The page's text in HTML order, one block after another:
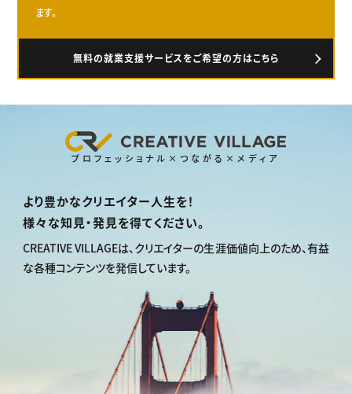
ます。
無料の就業支援サービスをご希望の方はこちら
プロフェッショナル×つながる×メディア
より豊かなクリエイター人生を！
様々な知見・発見を得てください。
CREATIVE VILLAGEは、クリエイターの生涯価値向上のため、有益
な各種コンテンツを発信しています。